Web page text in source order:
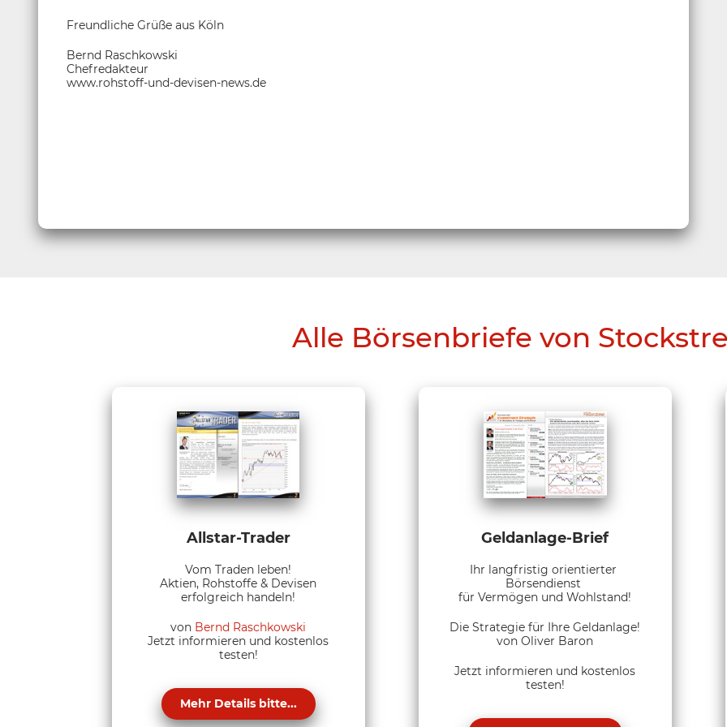
Freundliche Grüße aus Köln
Bernd Raschkowski
Chefredakteur
www.rohstoff-und-devisen-news.de
Alle Börsenbriefe von
Allstar-Trader
Vom Traden leben!
Aktien, Rohstoffe & Devisen
erfolgreich handeln!
von Bernd Raschkowski
Jetzt informieren und kostenlos
testen!
Mehr Details bitte...
Geldanlage-Brief
Ihr langfristig orientierter
Börsendienst
für Vermögen und Wohlstand!
Die Strategie für Ihre Geldanlage!
von Oliver Baron
Jetzt informieren und kostenlos
testen!